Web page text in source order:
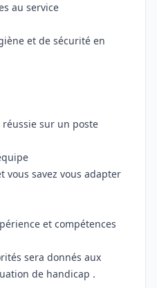
au service
et de sécurité en
sur un poste
vous savez vous adapter
et compétences
sera donnés aux
de handicap .